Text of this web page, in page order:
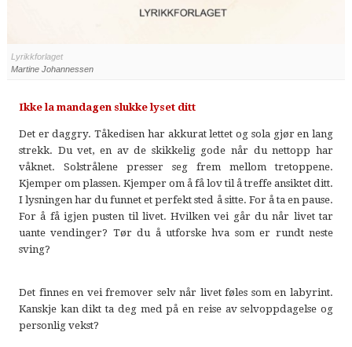
Lyrikkforlaget
Martine Johannessen
Ikke la mandagen slukke lyset ditt
Det er daggry. Tåkedisen har akkurat lettet og sola gjør en lang
strekk. Du vet, en av de skikkelig gode når du nettopp har
våknet. Solstrålene presser seg frem mellom tretoppene.
Kjemper om plassen. Kjemper om å få lov til å treffe ansiktet ditt.
I lysningen har du funnet et perfekt sted å sitte. For å ta en pause.
For å få igjen pusten til livet. Hvilken vei går du når livet tar
uante vendinger? Tør du å utforske hva som er rundt neste
sving?
Det finnes en vei fremover selv når livet føles som en labyrint.
Kanskje kan dikt ta deg med på en reise av selvoppdagelse og
personlig vekst?